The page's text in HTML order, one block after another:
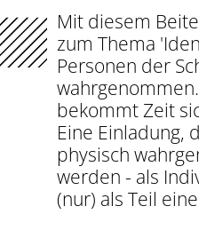
Mit diesem
zum Thema
Personen der
bekommt Zeit
Eine Einladung,
physisch
werden - als
(nur) als Teil